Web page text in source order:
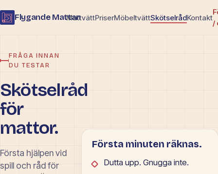
Flygande MattanMattvättPriserMöbeltvättSkötselrådKontakt
/
FRÅGA INNAN
DU TESTAR
Skötselråd
för
mattor.
Första hjälpen vid
spill och råd för
Första minuten räknas.
Dutta upp. Gnugga inte.